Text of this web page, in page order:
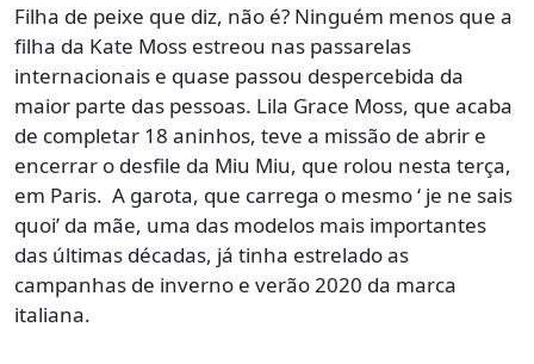
Filha de peixe que diz, não é? Ninguém menos que a
filha da Kate Moss estreou nas passarelas
internacionais e quase passou despercebida da
maior parte das pessoas. Lila Grace Moss, que acaba
de completar 18 aninhos, teve a missão de abrir e
encerrar o desfile da Miu Miu, que rolou nesta terça,
em Paris. A garota, que carrega o mesmo ‘ je ne sais
quoi’ da mãe, uma das modelos mais importantes
das últimas décadas, já tinha estrelado as
campanhas de inverno e verão 2020 da marca
italiana.